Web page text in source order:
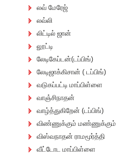
லவ் மேரேஜ்
லவ்லி
லிட்டில் ஜான்
லூட்டி
லேடிகேப்டன்(டப்பிங்)
லேடிஜாக்கிசான் ( டப்பிங்)
வடுகப்பட்டி மாப்பிள்ளை
வாஞ்சிநாதன்
வாழ்த்துகிறேன் (டப்பிங்)
விண்ணுக்கும் மண்ணுக்கும்
விஸ்வநாதன் ராமமூர்த்தி
வீட்டோட மாப்பிள்ளை